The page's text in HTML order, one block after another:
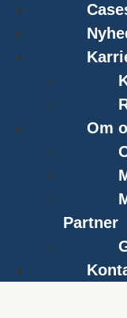
Om
Partner